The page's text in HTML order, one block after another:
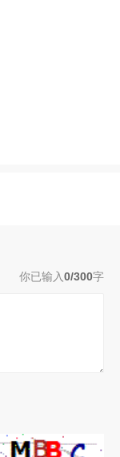
你已输入0/300字